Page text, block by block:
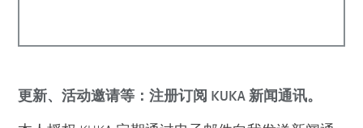
更新、活动邀请等：注册订阅 KUKA 新闻通讯。